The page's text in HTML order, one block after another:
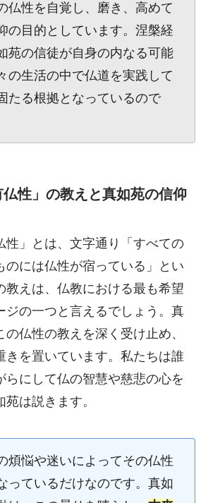
仏性を自覚し、磨き、高めて
の目的としています。涅槃経
苑の信徒が自身の内なる可能
の生活の中で仏道を実践して
たる根拠となっているので
仏性」の教えと真如苑の信仰
性」とは、文字通り「すべての
のには仏性が宿っている」とい
教えは、仏教における最も希望
ジの一つと言えるでしょう。真
仏性の教えを深く受け止め、
きを置いています。私たちは誰
らにして仏の智慧や慈悲の心を
は説きます。
煩悩や迷いによってその仏性
っているだけなのです。真如